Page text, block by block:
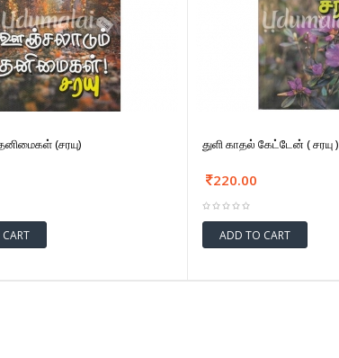
(சரயு) துளி காதல் கேட்டேன் ( சரயு )
220.00
ADD TO CART